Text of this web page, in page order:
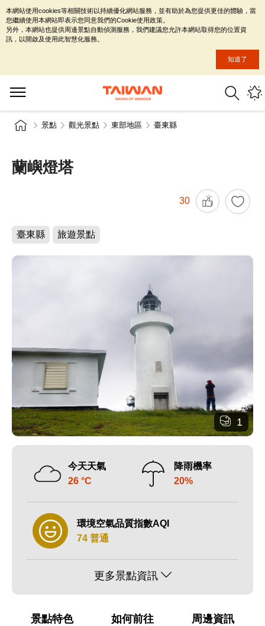
景點 觀光景點 東部地區 臺東縣
蘭嶼燈塔
30
臺東縣 旅遊景點
1
今天天氣
26 °C
降雨機率
20%
環境空氣品質指數AQI
74 普通
更多景點資訊
景點特色 如何前往 周邊資訊
本網站使用cookies等相關技術以持續優化網站服務，並有助於為您提供更佳的體驗，當
您繼續使用本網站即表示您同意我們的Cookie使用政策。
另外，本網站也提供周邊景點自動偵測服務，我們建議您允許本網站取得您的位置資
訊，以開啟及使用此智慧化服務。
知道了